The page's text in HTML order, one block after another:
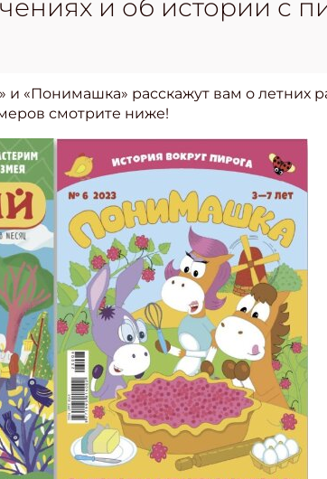
и об истории с
«Понимашка» расскажут вам о летних
смотрите ниже!